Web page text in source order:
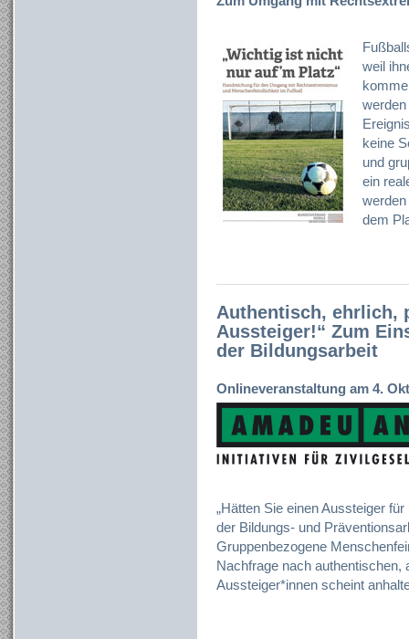
weil
keine
und
ein
dem
Authentisch, ehrlich,
Aussteiger!“ Zum
der Bildungsarbeit
Onlineveranstaltung am 4.
„Hätten Sie einen Aussteiger
der Bildungs- und
Gruppenbezogene
Nachfrage nach authentischen,
Aussteiger*innen scheint